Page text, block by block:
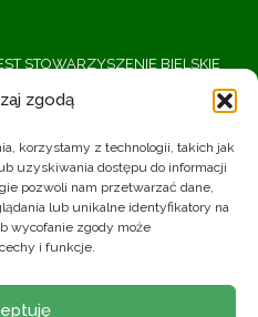
zgodą
korzystamy z technologii, takich jak
uzyskiwania dostępu do informacji
pozwoli nam przetwarzać dane,
lub unikalne identyfikatory na
wycofanie zgody może
i funkcje.
STOWARZYSZENIE BIELSKIE
5 699-713-670
prywatności